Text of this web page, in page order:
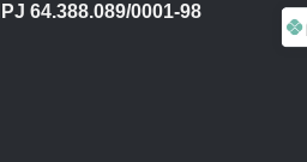
64.388.089/0001-98